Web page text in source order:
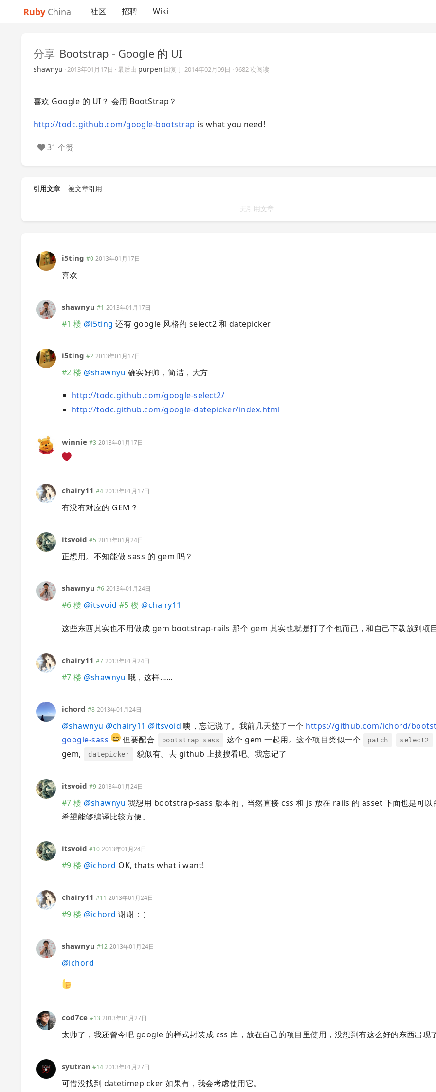
Ruby China 社区 招聘 Wiki
分享 Bootstrap - Google 的 UI
shawnyu ·2013年01月17日 · 最后由 purpen 回复于2014年02月09日 · 9682 次阅读
喜欢 Google 的 UI？ 会用 BootStrap？
http://todc.github.com/google-bootstrap is what you need!
31 个赞
引用文章 被文章引用
无引用文章
i5ting #0 2013年01月17日
喜欢
shawnyu #1 2013年01月17日
#1 楼 @i5ting 还有 google 风格的 select2 和 datepicker
i5ting #2 2013年01月17日
#2 楼 @shawnyu 确实好帅，简洁，大方
http://todc.github.com/google-select2/
http://todc.github.com/google-datepicker/index.html
winnie #3 2013年01月17日
chairy11 #4 2013年01月17日
有没有对应的 GEM？
itsvoid #5 2013年01月24日
正想用。不知能做 sass 的 gem 吗？
shawnyu #6 2013年01月24日
#6 楼 @itsvoid #5 楼 @chairy11
这些东西其实也不用做成 gem bootstrap-rails 那个 gem 其实也就是打了个包而已，和自己下载放到项
chairy11 #7 2013年01月24日
#7 楼 @shawnyu 哦，这样……
ichord #8 2013年01月24日
@shawnyu @chairy11 @itsvoid 噢，忘记说了。我前几天整了一个 https://github.com/ichord/
google-sass
但要配合 bootstrap-sass 这个 gem 一起用。这个项目类似一个 patch select2
gem,
datepicker 貌似有。去 github 上搜搜看吧。我忘记了
itsvoid #9 2013年01月24日
#7 楼 @shawnyu 我想用 bootstrap-sass 版本的，当然直接 css 和 js 放在 rails 的 asset 下面也是可以
希望能够编译比较方便。
itsvoid #10 2013年01月24日
#9 楼 @ichord OK, thats what i want!
chairy11 #11 2013年01月24日
#9 楼 @ichord 谢谢：）
shawnyu #12 2013年01月24日
@ichord
cod7ce #13 2013年01月27日
太帅了，我还曾今吧 google 的样式封装成 css 库，放在自己的项目里使用，没想到有这么好的东西出现
syutran #14 2013年01月27日
可惜没找到 datetimepicker 如果有，我会考虑使用它。